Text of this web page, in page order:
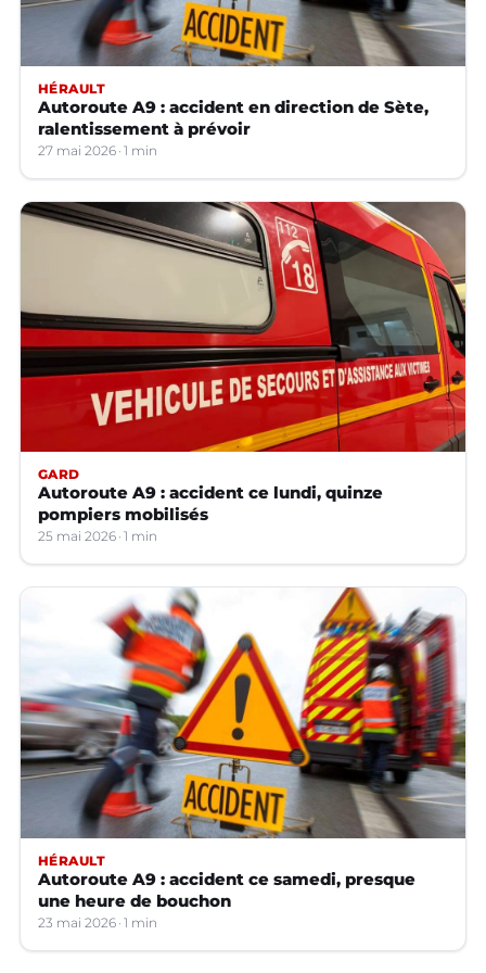
HÉRAULT
Autoroute A9 : accident en direction de Sète,
ralentissement à prévoir
27 mai 2026 1 min
GARD
Autoroute A9 : accident ce lundi, quinze
pompiers mobilisés
25 mai 2026 1 min
HÉRAULT
Autoroute A9 : accident ce samedi, presque
une heure de bouchon
23 mai 2026 1 min